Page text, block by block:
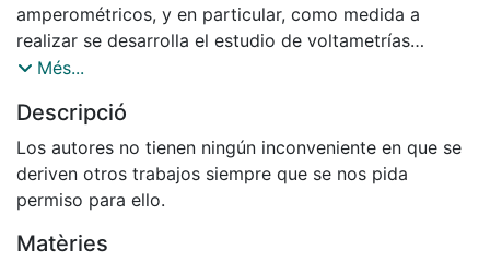
amperométricos, y en particular, como medida a
realizar se desarrolla el estudio de voltametrías
cíclicas. Para el control de dicho análisis se introduce
particular arquitectura. Durante la realización de la
práctica el alumno observará el proceso de oxidación
- reducción de 5mM K3[Fe(CN)]6 (ferrocianuro)
mediante la técnica de voltametría cíclica, al mismo
que permite realizarla.
Més...
Descripció
Los autores no tienen ningún inconveniente en que se
deriven otros trabajos siempre que se nos pida
permiso para ello.
Matèries